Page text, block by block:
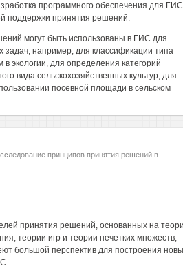
программного обеспечения для
поддержки принятия решений.
могут быть использованы в ГИС для
задач, например, для классификации типа
экологии, для определения категорий
вида сельскохозяйственных культур, для
посевной площади в сельском
принципов принятия решений в
принятия решений, основанных на
теории игр и теории нечетких множеств,
большой перспектив для построения